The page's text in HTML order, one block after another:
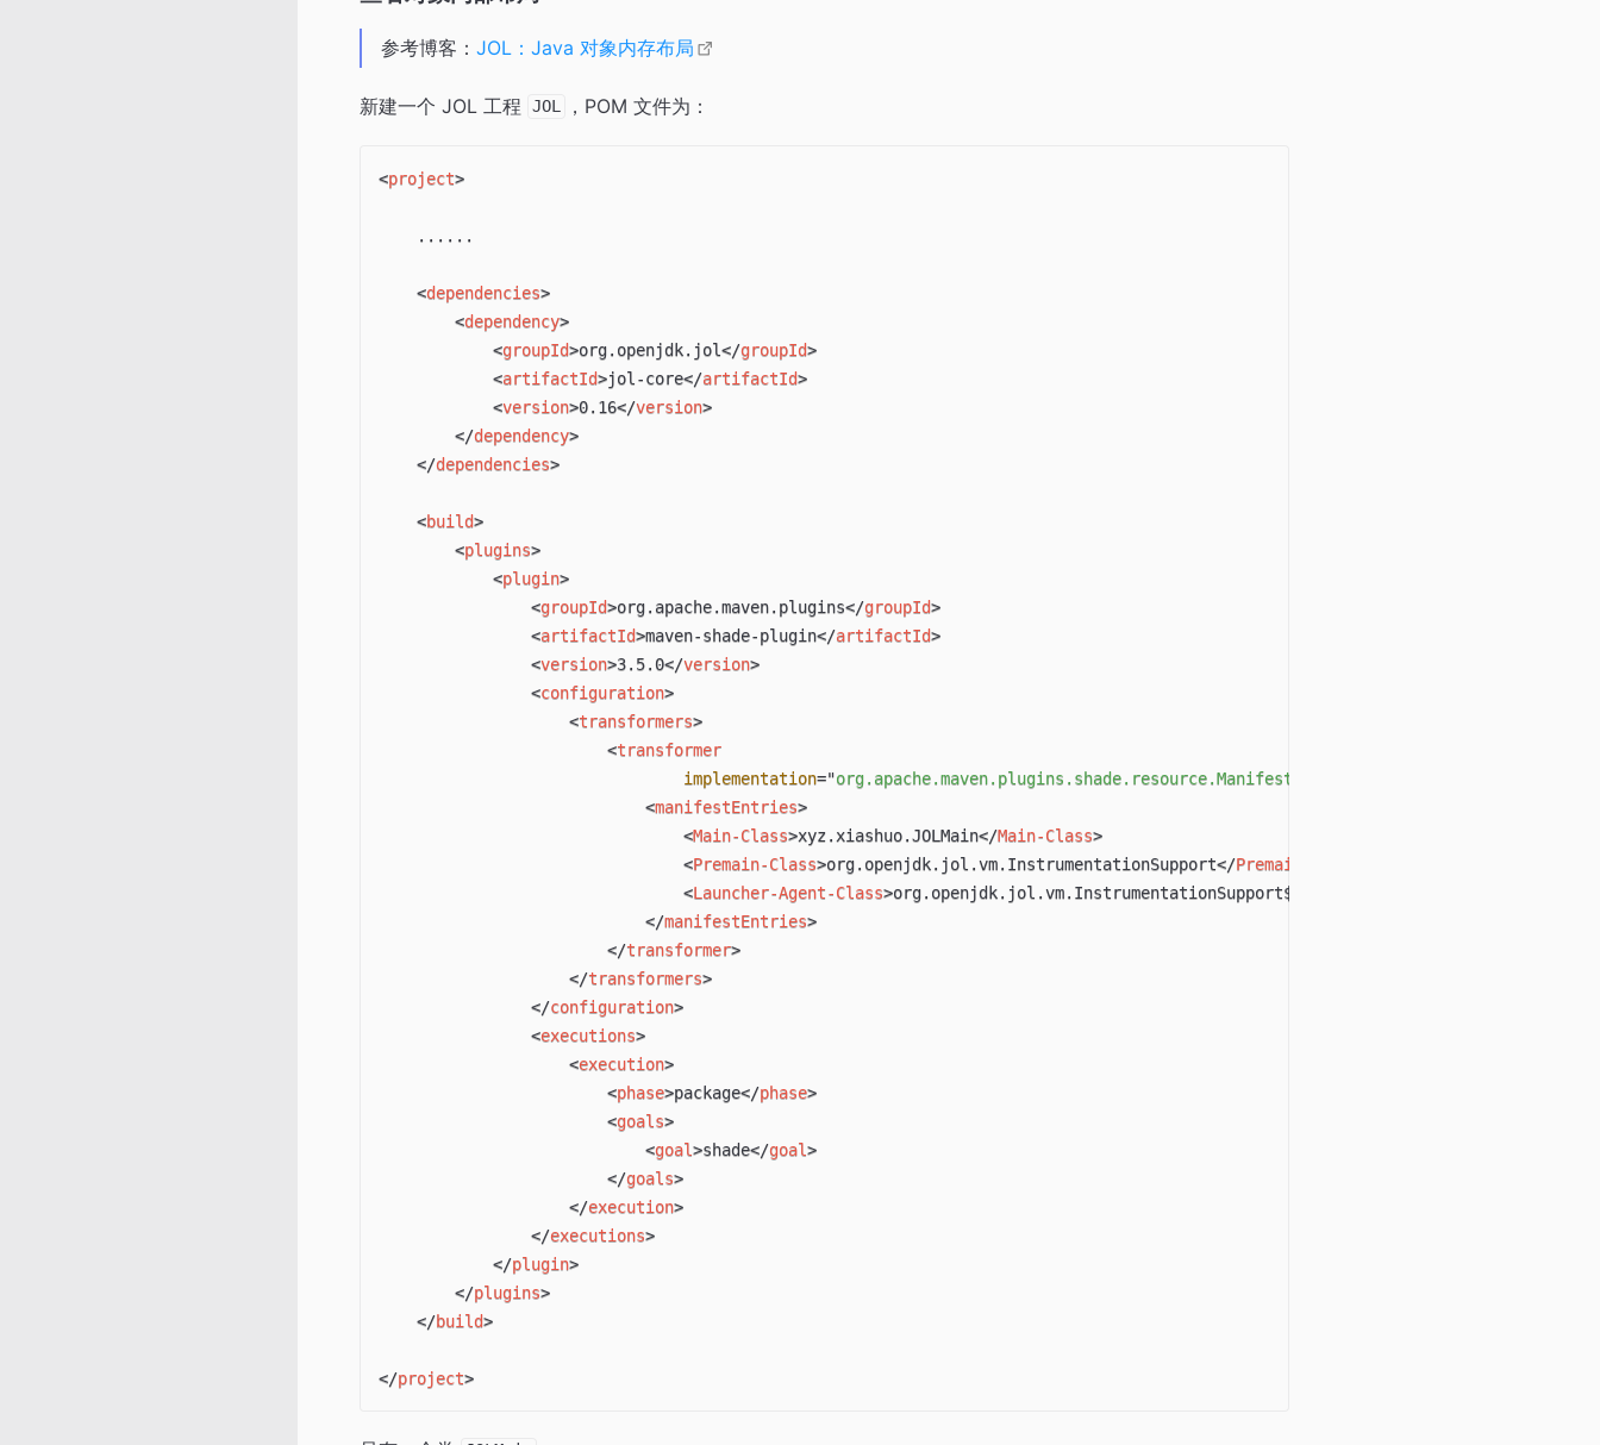
参考博客： JOL：Java 对象内存布局
新建一个 JOL 工程 JOL ，POM 文件为：
<project>
    ......
<dependencies>
<dependency>
<groupId>org.openjdk.jol</groupId>
<artifactId>jol-core</artifactId>
<version>0.16</version>
</dependency>
</dependencies>
<build>
<plugins>
<plugin>
<groupId>org.apache.maven.plugins</groupId>
<artifactId>maven-shade-plugin</artifactId>
<version>3.5.0</version>
<configuration>
<transformers>
<transformer
implementation="org.apache.maven.plugins.shade.resource.ManifestResourceTransformer
<manifestEntries>
<Main-Class>xyz.xiashuo.JOLMain</Main-Class>
<Premain-Class>org.openjdk.jol.vm.InstrumentationSupport</Premain-Class
<Launcher-Agent-Class>org.openjdk.jol.vm.InstrumentationSupport$Installer
</manifestEntries>
</transformer>
</transformers>
</configuration>
<executions>
<execution>
<phase>package</phase>
<goals>
<goal>shade</goal>
</goals>
</execution>
</executions>
</plugin>
</plugins>
</build>
</project>